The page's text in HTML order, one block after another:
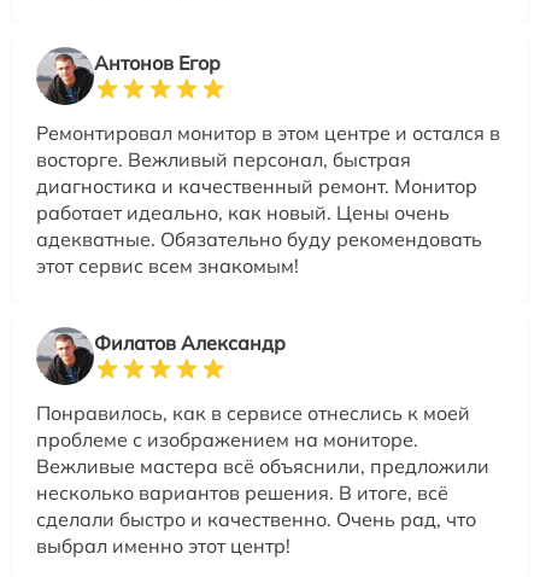
Антонов Егор
Ремонтировал монитор в этом центре и остался в
восторге. Вежливый персонал, быстрая
диагностика и качественный ремонт. Монитор
работает идеально, как новый. Цены очень
адекватные. Обязательно буду рекомендовать
этот сервис всем знакомым!
Филатов Александр
Понравилось, как в сервисе отнеслись к моей
проблеме с изображением на мониторе.
Вежливые мастера всё объяснили, предложили
несколько вариантов решения. В итоге, всё
сделали быстро и качественно. Очень рад, что
выбрал именно этот центр!